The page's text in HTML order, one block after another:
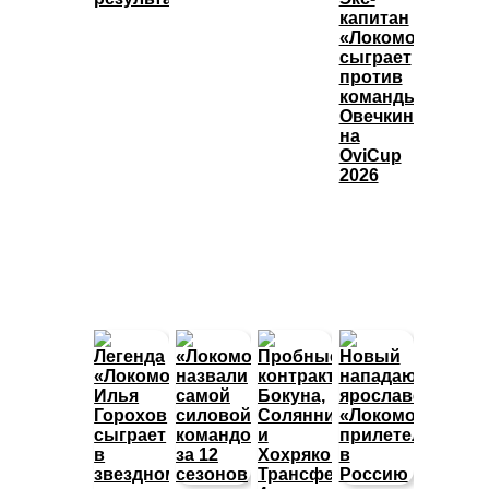
капитан
«Локомотива»
сыграет
против
команды
Овечкина
на
OviCup
2026